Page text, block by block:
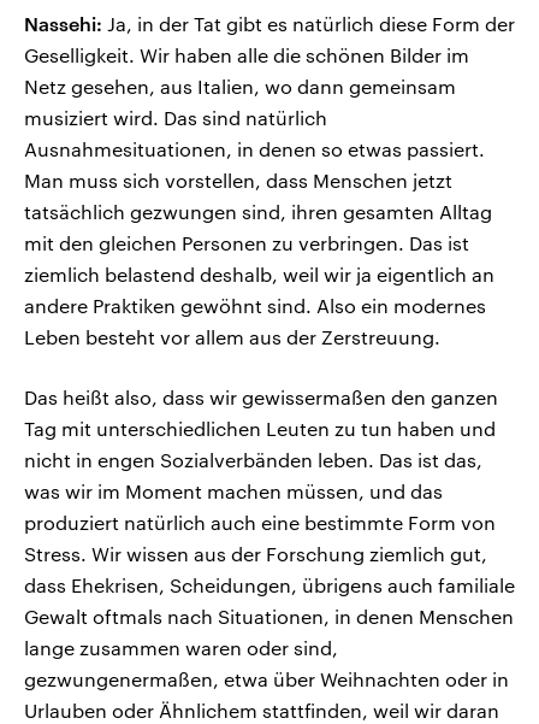
Nassehi: Ja, in der Tat gibt es natürlich diese Form der
Geselligkeit. Wir haben alle die schönen Bilder im
Netz gesehen, aus Italien, wo dann gemeinsam
musiziert wird. Das sind natürlich
Ausnahmesituationen, in denen so etwas passiert.
Man muss sich vorstellen, dass Menschen jetzt
tatsächlich gezwungen sind, ihren gesamten Alltag
mit den gleichen Personen zu verbringen. Das ist
ziemlich belastend deshalb, weil wir ja eigentlich an
andere Praktiken gewöhnt sind. Also ein modernes
Leben besteht vor allem aus der Zerstreuung.
Das heißt also, dass wir gewissermaßen den ganzen
Tag mit unterschiedlichen Leuten zu tun haben und
nicht in engen Sozialverbänden leben. Das ist das,
was wir im Moment machen müssen, und das
produziert natürlich auch eine bestimmte Form von
Stress. Wir wissen aus der Forschung ziemlich gut,
dass Ehekrisen, Scheidungen, übrigens auch familiale
Gewalt oftmals nach Situationen, in denen Menschen
lange zusammen waren oder sind,
gezwungenermaßen, etwa über Weihnachten oder in
Urlauben oder Ähnlichem stattfinden, weil wir daran